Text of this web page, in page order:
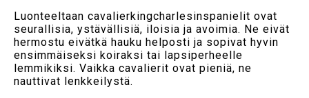
Luonteeltaan cavalierkingcharlesinspanielit ovat
seurallisia, ystävällisiä, iloisia ja avoimia. Ne eivät
hermostu eivätkä hauku helposti ja sopivat hyvin
ensimmäiseksi koiraksi tai lapsiperheelle
lemmikiksi. Vaikka cavalierit ovat pieniä, ne
nauttivat lenkkeilystä.